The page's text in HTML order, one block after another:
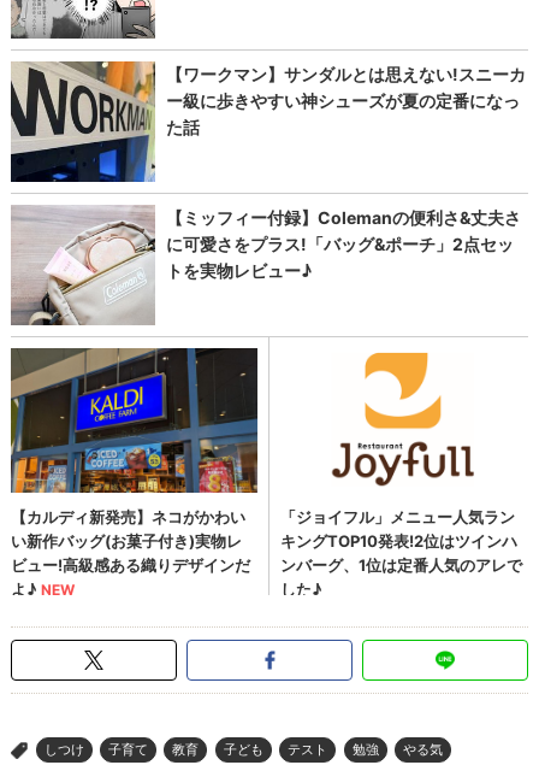
> しつけ 子育て 教育 子ども テスト 勉強 やる気